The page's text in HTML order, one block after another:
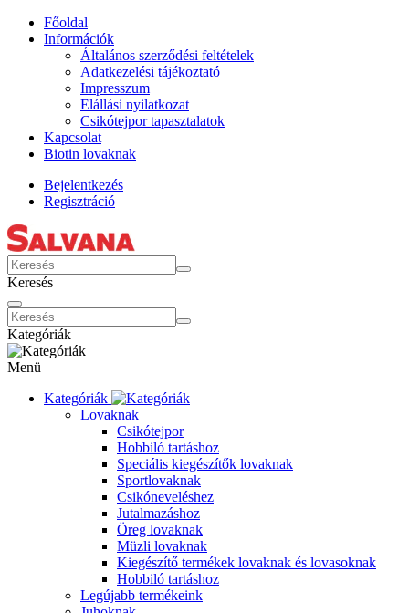
Főoldal
Információk
Általános szerződési feltételek
Adatkezelési tájékoztató
Impresszum
Elállási nyilatkozat
Csikótejpor tapasztalatok
Kapcsolat
Biotin lovaknak
Bejelentkezés
Regisztráció
Keresés
Kategóriák
Menü
Kategóriák
Lovaknak
Csikótejpor
Hobbiló tartáshoz
Speciális kiegészítők lovaknak
Sportlovaknak
Csikóneveléshez
Jutalmazáshoz
Öreg lovaknak
Müzli lovaknak
Kiegészítő termékek lovaknak és lovasoknak
Hobbiló tartáshoz
Legújabb termékeink